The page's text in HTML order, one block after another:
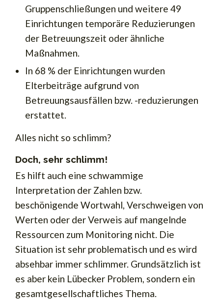
Gruppenschließungen und weitere 49
Einrichtungen temporäre Reduzierungen
der Betreuungszeit oder ähnliche
Maßnahmen.
In 68 % der Einrichtungen wurden
Elterbeiträge aufgrund von
Betreuungsausfällen bzw. -reduzierungen
erstattet.
Alles nicht so schlimm?
Doch, sehr schlimm!
Es hilft auch eine schwammige
Interpretation der Zahlen bzw.
beschönigende Wortwahl, Verschweigen von
Werten oder der Verweis auf mangelnde
Ressourcen zum Monitoring nicht. Die
Situation ist sehr problematisch und es wird
absehbar immer schlimmer. Grundsätzlich ist
es aber kein Lübecker Problem, sondern ein
gesamtgesellschaftliches Thema.